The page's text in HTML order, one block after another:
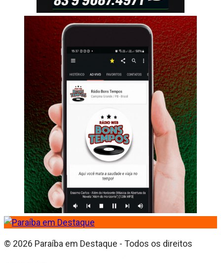
© 2026 Paraíba em Destaque - Todos os direitos